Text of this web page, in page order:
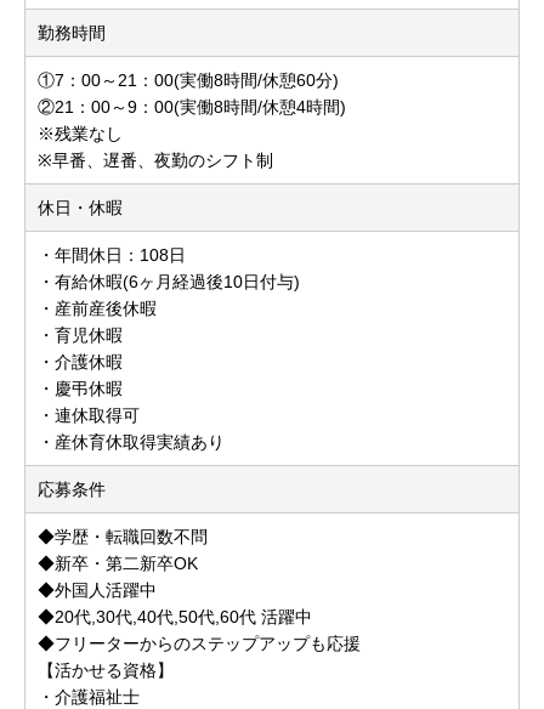
勤務時間
①7：00～21：00(実働8時間/休憩60分)
②21：00～9：00(実働8時間/休憩4時間)
※残業なし
※早番、遅番、夜勤のシフト制
休日・休暇
・年間休日：108日
・有給休暇(6ヶ月経過後10日付与)
・産前産後休暇
・育児休暇
・介護休暇
・慶弔休暇
・連休取得可
・産休育休取得実績あり
応募条件
◆学歴・転職回数不問
◆新卒・第二新卒OK
◆外国人活躍中
◆20代,30代,40代,50代,60代 活躍中
◆フリーターからのステップアップも応援
【活かせる資格】
・介護福祉士